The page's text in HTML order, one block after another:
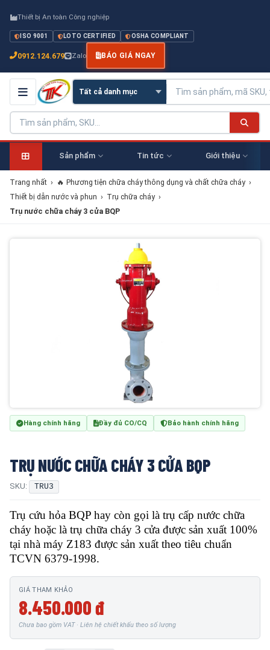
Thiết bị An toàn Công nghiệp
ISO 9001 LOTO CERTIFIED OSHA COMPLIANT
0912.124.679 Zalo BÁO GIÁ NGAY
Sản phẩm Tin tức Giới thiệu
Trang nhất › 🔥 Phương tiện chữa cháy thông dụng và chất chữa cháy ›
Thiết bị dẫn nước và phun › Trụ chữa cháy ›
Trụ nước chữa cháy 3 cửa BQP
Hàng chính hãng Đầy đủ CO/CQ Bảo hành chính hãng
TRỤ NƯỚC CHỮA CHÁY 3 CỬA BQP
SKU: TRU3
Trụ cứu hỏa BQP hay còn gọi là trụ cấp nước chữa
cháy hoặc là trụ chữa cháy 3 cửa được sản xuất 100%
tại nhà máy Z183 được sản xuất theo tiêu chuẩn
TCVN 6379-1998.
GIÁ THAM KHẢO
8.450.000 đ
Chưa bao gồm VAT · Liên hệ chiết khấu theo số lượng